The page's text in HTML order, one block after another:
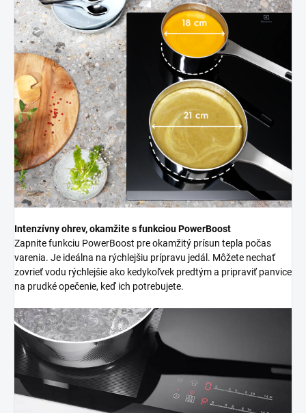
Intenzívny ohrev, okamžite s funkciou PowerBoost
Zapnite funkciu PowerBoost pre okamžitý prísun tepla počas
varenia. Je ideálna na rýchlejšiu prípravu jedál. Môžete nechať
zovrieť vodu rýchlejšie ako kedykoľvek predtým a pripraviť panvice
na prudké opečenie, keď ich potrebujete.